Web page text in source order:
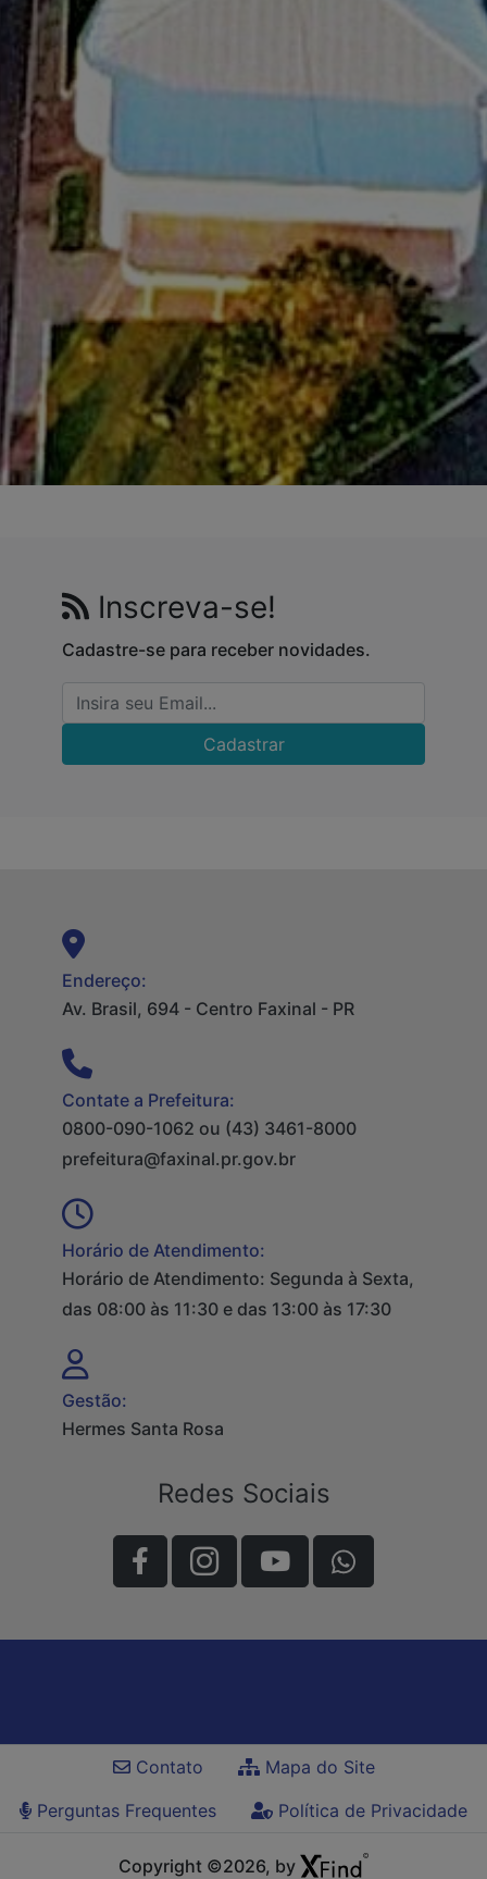
Inscreva-se!
Cadastre-se para receber novidades.
Cadastrar
Endereço:
Av. Brasil, 694 - Centro Faxinal - PR
Contate a Prefeitura:
0800-090-1062 ou (43) 3461-8000
prefeitura@faxinal.pr.gov.br
Horário de Atendimento:
Horário de Atendimento: Segunda à Sexta,
das 08:00 às 11:30 e das 13:00 às 17:30
Gestão:
Hermes Santa Rosa
Redes Sociais
Contato
Mapa do Site
Perguntas Frequentes
Política de Privacidade
Copyright ©2026, by